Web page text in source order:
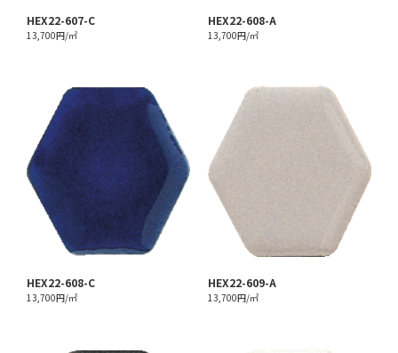
HEX22-607-C
13,700円/㎡
HEX22-608-A
13,700円/㎡
HEX22-608-C
13,700円/㎡
HEX22-609-A
13,700円/㎡